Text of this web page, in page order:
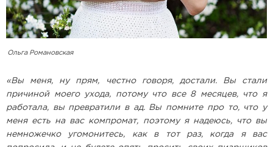
Ольга Романовская
«Вы меня, ну прям, честно говоря, достали. Вы стали
причиной моего ухода, потому что все 8 месяцев, что я
работала, вы превратили в ад. Вы помните про то, что у
меня есть на вас компромат, поэтому я надеюсь, что вы
немножечко угомонитесь, как в тот раз, когда я вас